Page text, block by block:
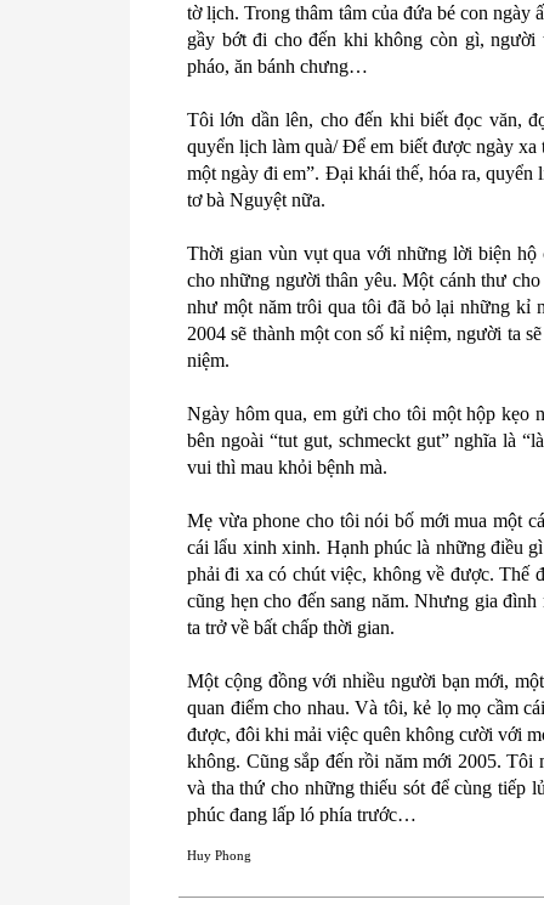
tờ lịch. Trong thâm tâm của đứa bé con
gầy bớt đi cho đến khi không còn gì,
pháo, ăn bánh chưng…
Tôi lớn dần lên, cho đến khi biết đọc văn,
quyển lịch làm quà/ Để em biết được ngày
một ngày đi em”. Đại khái thế, hóa ra, quyển
tơ bà Nguyệt nữa.
Thời gian vùn vụt qua với những lời biện hộ
cho những người thân yêu. Một cánh thư
như một năm trôi qua tôi đã bỏ lại những kỉ
2004 sẽ thành một con số kỉ niệm, người ta
niệm.
Ngày hôm qua, em gửi cho tôi một hộp kẹo
bên ngoài “tut gut, schmeckt gut” nghĩa là
vui thì mau khỏi bệnh mà.
Mẹ vừa phone cho tôi nói bố mới mua một
cái lẩu xinh xinh. Hạnh phúc là những điều
phải đi xa có chút việc, không về được. Thế
cũng hẹn cho đến sang năm. Nhưng gia
ta trở về bất chấp thời gian.
Một cộng đồng với nhiều người bạn mới,
quan điểm cho nhau. Và tôi, kẻ lọ mọ cầm
được, đôi khi mải việc quên không cười với
không. Cũng sắp đến rồi năm mới 2005. Tôi
và tha thứ cho những thiếu sót để cùng tiếp
phúc đang lấp ló phía trước…
Huy Phong